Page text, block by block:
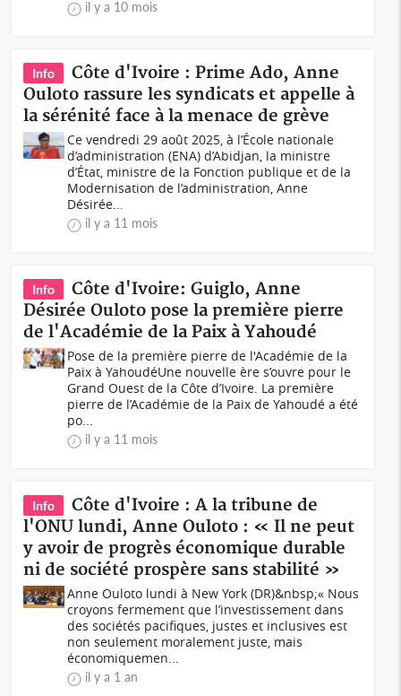
il y a 10 mois
Info
Côte d'Ivoire : Prime Ado, Anne
Ouloto rassure les syndicats et appelle à
la sérénité face à la menace de grève
Ce vendredi 29 août 2025, à l’École nationale
d’administration (ENA) d’Abidjan, la ministre
d’État, ministre de la Fonction publique et de la
Modernisation de l’administration, Anne
Désirée...
il y a 11 mois
Info
Côte d'Ivoire: Guiglo, Anne
Désirée Ouloto pose la première pierre
de l'Académie de la Paix à Yahoudé
Pose de la première pierre de l'Académie de la
Paix à YahoudéUne nouvelle ère s’ouvre pour le
Grand Ouest de la Côte d’Ivoire. La première
pierre de l’Académie de la Paix de Yahoudé a été
po...
il y a 11 mois
Info
Côte d'Ivoire : A la tribune de
l'ONU lundi, Anne Ouloto : « Il ne peut
y avoir de progrès économique durable
ni de société prospère sans stabilité »
Anne Ouloto lundi à New York (DR)&nbsp;« Nous
croyons fermement que l’investissement dans
des sociétés pacifiques, justes et inclusives est
non seulement moralement juste, mais
économiquemen...
il y a 1 an